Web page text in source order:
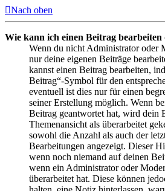
Nach oben
Wie kann ich einen Beitrag bearbeiten
Wenn du nicht Administrator oder
nur deine eigenen Beiträge
kannst einen Beitrag bearbeiten,
Beitrag“-Symbol für den
eventuell ist dies nur für einen
seiner Erstellung möglich. Wenn
Beitrag geantwortet hat, wird dein
Themenansicht als überarbeitet
sowohl die Anzahl als auch der
Bearbeitungen angezeigt. Dieser
wenn noch niemand auf deinen
wenn ein Administrator oder
überarbeitet hat. Diese können